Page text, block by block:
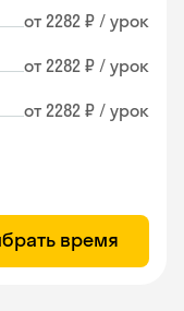
от 2282 ₽ / урок
от 2282 ₽ / урок
от 2282 ₽ / урок
время